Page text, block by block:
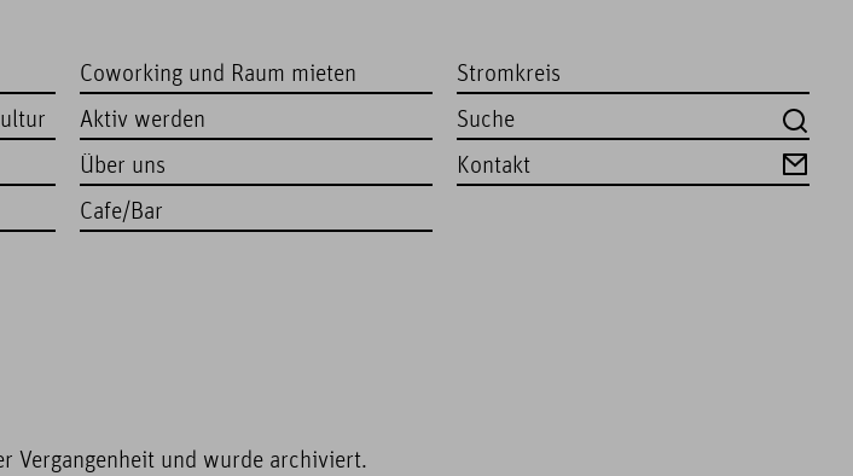
Coworking und Raum mieten
Aktiv werden
Über uns
Cafe/Bar
Stromkreis
Kontakt
Vergangenheit und wurde archiviert.